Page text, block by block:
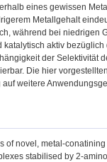
eines gewissen
Metallgehalt
während bei niedrigen
aktiv
der Selektivität
Die hier
weitere
of novel, metal-
stabilised by 2-